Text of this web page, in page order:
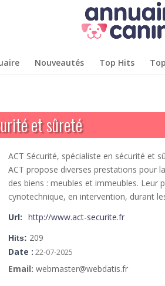
Nouveautés Top Hits
et sûreté
ACT Sécurité, spécialiste en sécurité et
ACT propose diverses prestations pour
des biens : meubles et immeubles. Leur
cynotechnique, en intervention, durant
Url:
http://www.act-securite.fr
Hits: 209
Date : 22-07-2025
Email: webmaster@webdatis.fr